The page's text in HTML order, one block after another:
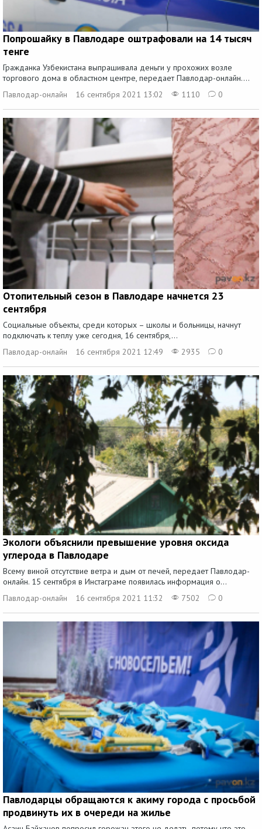
Попрошайку в Павлодаре оштрафовали на 14 тысяч
тенге
Гражданка Узбекистана выпрашивала деньги у прохожих возле
торгового дома в областном центре, передает Павлодар-онлайн....
Павлодар-онлайн
16 сентября 2021 13:02 1110 0
Отопительный сезон в Павлодаре начнется 23
сентября
Социальные объекты, среди которых – школы и больницы, начнут
подключать к теплу уже сегодня, 16 сентября,...
Павлодар-онлайн
16 сентября 2021 12:49 2935 0
Экологи объяснили превышение уровня оксида
углерода в Павлодаре
Всему виной отсутствие ветра и дым от печей, передает Павлодар-
онлайн. 15 сентября в Инстаграме появилась информация о...
Павлодар-онлайн
16 сентября 2021 11:32 7502 0
Павлодарцы обращаются к акиму города с просьбой
продвинуть их в очереди на жилье